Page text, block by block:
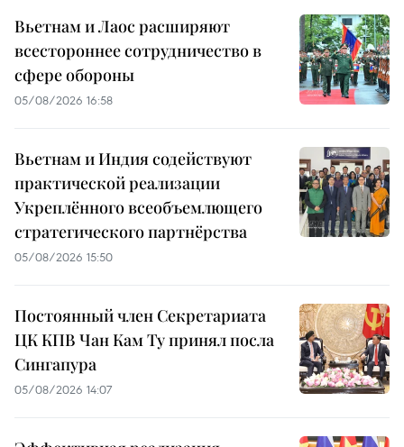
Вьетнам и Лаос расширяют
всестороннее сотрудничество в
сфере обороны
05/08/2026 16:58
Вьетнам и Индия содействуют
практической реализации
Укреплённого всеобъемлющего
стратегического партнёрства
05/08/2026 15:50
Постоянный член Секретариата
ЦК КПВ Чан Кам Ту принял посла
Сингапура
05/08/2026 14:07